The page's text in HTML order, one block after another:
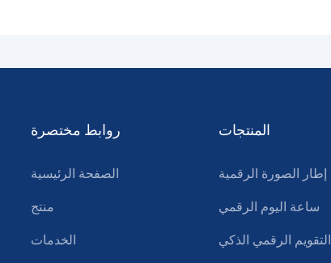
روابط مختصرة
الصفحة الرئيسية
منتج
الخدمات
المنتجات
إطار الصورة الرقمية
ساعة اليوم الرقمي
التقويم الرقمي الذكي